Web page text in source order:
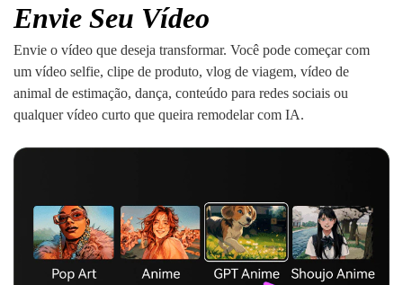
Envie Seu Vídeo
Envie o vídeo que deseja transformar. Você pode começar com
um vídeo selfie, clipe de produto, vlog de viagem, vídeo de
animal de estimação, dança, conteúdo para redes sociais ou
qualquer vídeo curto que queira remodelar com IA.